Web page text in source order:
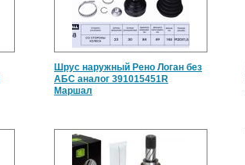
Шрус наружный Рено Логан без
АБС аналог 391015451R
Маршал